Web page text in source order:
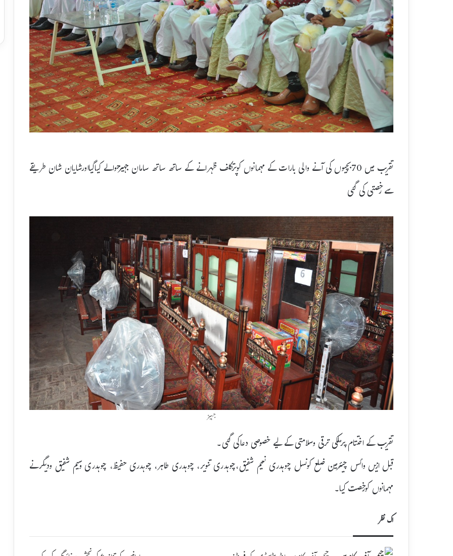
تقریب میں 70بچیوں کی آنے والی بارات کے مہمانوں کوپرتکلف ظہرانے کے ساتھ ساتھ سامان جہیزحوالے کیاگیااورشایان شان طریقے
سے رخصتی کی گئی
جہیز
تقریب کے اختتام پرملکی ترقی وسلامتی کے لیے خصوصی دعاکی گئی۔
قبل ازیں وائس چیئرمین ضلع کونسل چوہدری نعیم شفیق،چوہدری تنویر، چوہدری طاہر، چوہدری حفیظ، چوہدری وسیم شفیق ودیگرنے
مہمانوں کورخصت کیا۔
اک نظر